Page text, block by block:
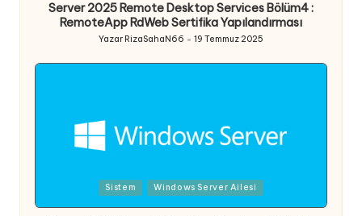
Server 2025 Remote Desktop Services Bölüm4 :
RemoteApp RdWeb Sertifika Yapılandırması
Yazar RizaSahaN66 19 Temmuz 2025
Sistem Windows Server Ailesi